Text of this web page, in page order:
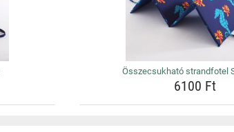
Összecsukható strandfotel
6100 Ft